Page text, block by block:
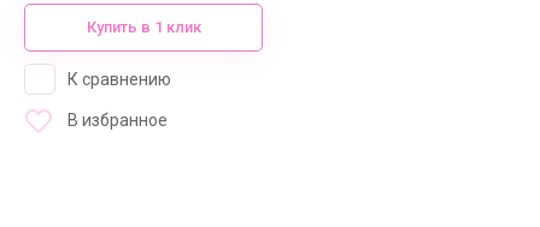
Купить в 1 клик
К сравнению
В избранное